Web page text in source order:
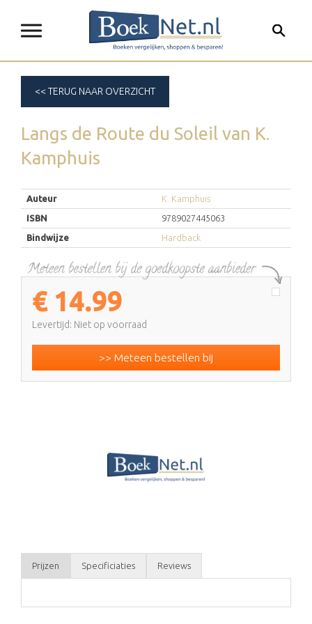
<< TERUG NAAR OVERZICHT
Langs de Route du Soleil van K.
Kamphuis
Auteur
K. Kamphuis
ISBN
9789027445063
Bindwijze
Hardback
€ 14.99
Levertijd: Niet op voorraad
>> Meteen bestellen bij
Prijzen Specificiaties Reviews